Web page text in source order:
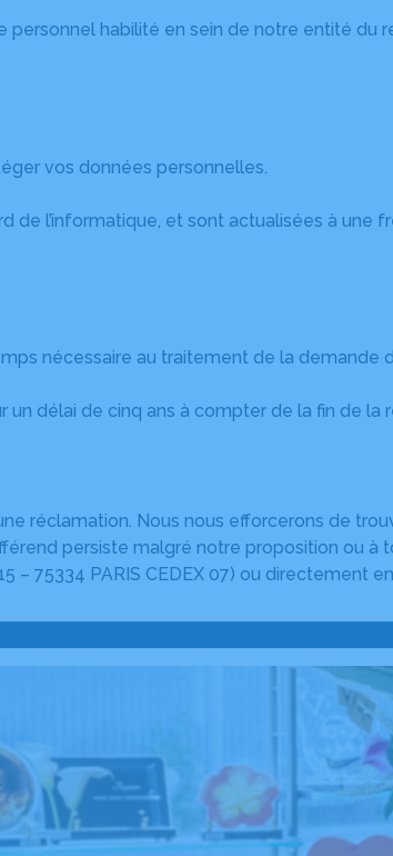
habilité en sein de notre entité du
vos données personnelles.
l’informatique, et sont actualisées à une
nécessaire au traitement de la demande
délai de cinq ans à compter de la fin de
réclamation. Nous nous efforcerons de
persiste malgré notre proposition ou à
– 75334 PARIS CEDEX 07) ou directement